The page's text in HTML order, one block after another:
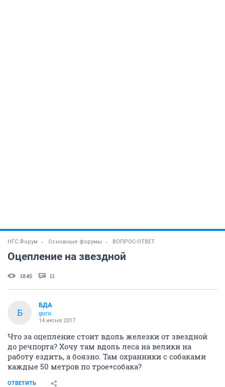
НГС.Форум Основные форумы ВОПРОС-ОТВЕТ
Оцепление на звездной
1845 11
Б
БДА
guru
14 июня 2017
Что за оцепление стоит вдоль железки от звездной
до речпорта? Хочу там вдоль леса на велики на
работу ездить, а боязно. Там охранники с собаками
каждые 50 метров по трое+собака?
ОТВЕТИТЬ